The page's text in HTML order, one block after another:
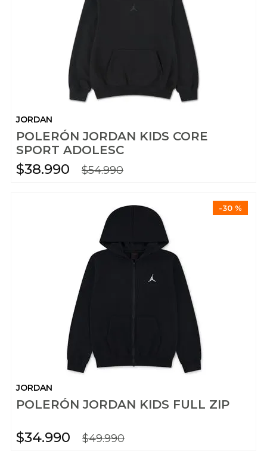
JORDAN
POLERÓN JORDAN KIDS CORE
SPORT ADOLESC
$38.990 $54.990
-30 %
JORDAN
POLERÓN JORDAN KIDS FULL ZIP
$34.990 $49.990